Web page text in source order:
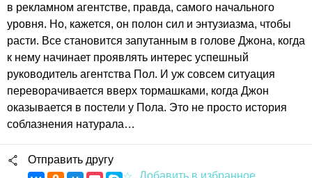
в рекламном агентстве, правда, самого начального
уровня. Но, кажется, он полон сил и энтузиазма, чтобы
расти. Все становится запутанным в голове Джона, когда
к нему начинает проявлять интерес успешный
руководитель агентства Пол. И уж совсем ситуация
переворачивается вверх тормашками, когда Джон
оказывается в постели у Пола. Это не просто история
соблазнения натурала…
Отправить другу